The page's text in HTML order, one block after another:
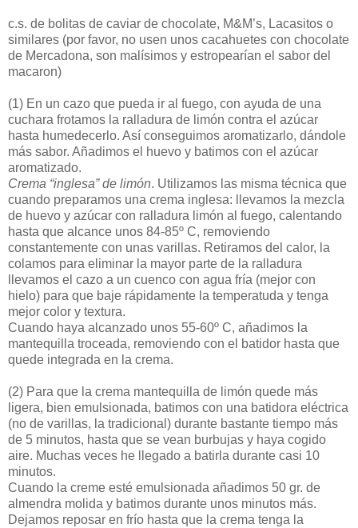
c.s. de bolitas de caviar de chocolate, M&M’s, Lacasitos o
similares (por favor, no usen unos cacahuetes con chocolate
de Mercadona, son malísimos y estropearían el sabor del
macaron)
(1) En un cazo que pueda ir al fuego, con ayuda de una
cuchara frotamos la ralladura de limón contra el azúcar
hasta humedecerlo. Así conseguimos aromatizarlo, dándole
más sabor. Añadimos el huevo y batimos con el azúcar
aromatizado.
Crema “inglesa” de limón. Utilizamos las misma técnica que
cuando preparamos una crema inglesa: llevamos la mezcla
de huevo y azúcar con ralladura limón al fuego, calentando
hasta que alcance unos 84-85º C, removiendo
constantemente con unas varillas. Retiramos del calor, la
colamos para eliminar la mayor parte de la ralladura
llevamos el cazo a un cuenco con agua fría (mejor con
hielo) para que baje rápidamente la temperatuda y tenga
mejor color y textura.
Cuando haya alcanzado unos 55-60º C, añadimos la
mantequilla troceada, removiendo con el batidor hasta que
quede integrada en la crema.
(2) Para que la crema mantequilla de limón quede más
ligera, bien emulsionada, batimos con una batidora eléctrica
(no de varillas, la tradicional) durante bastante tiempo más
de 5 minutos, hasta que se vean burbujas y haya cogido
aire. Muchas veces he llegado a batirla durante casi 10
minutos.
Cuando la creme esté emulsionada añadimos 50 gr. de
almendra molida y batimos durante unos minutos más.
Dejamos reposar en frío hasta que la crema tenga la